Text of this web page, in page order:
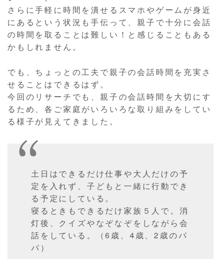
さらに手軽に時間を潰せるスマホやゲームが身近
にあるという状況も手伝って、親子で十分に会話
の時間を取ることは難しい！と感じることもある
かもしれません。
でも、ちょっとの工夫で親子の会話時間を充実さ
せることはできるはず。
今回のリサーチでも、親子の会話時間を大切にす
るため、各ご家庭がいろいろな取り組みをしてい
る様子が見えてきました。
土日はできるだけ仕事や大人だけの予
定を入れず、子どもと一緒に行動でき
る予定にしている。
寝るときもできるだけ家族５人で。消
灯後、クイズやなぞなぞをしながら会
話をしている。（6歳、4歳、2歳のパ
パ）